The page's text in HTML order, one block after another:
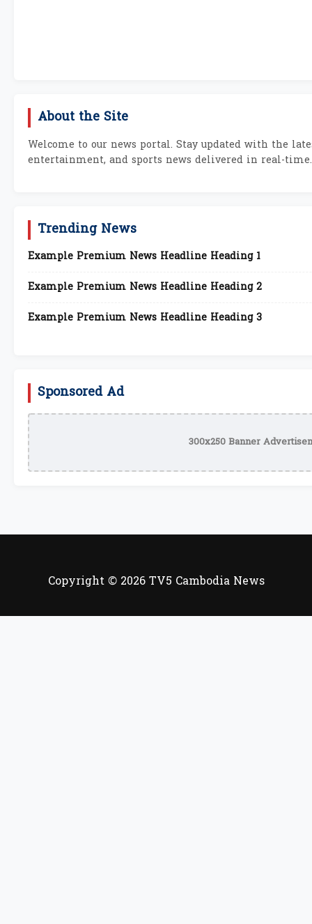
About the Site
Welcome to our news portal. Stay updated with the
entertainment, and sports news delivered in real-time.
Trending News
Example Premium News Headline Heading 1
Example Premium News Headline Heading 2
Example Premium News Headline Heading 3
Sponsored Ad
300x250 Banner
Copyright © 2026 TV5 Cambodia News